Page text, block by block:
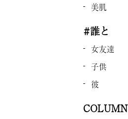
美肌
#誰と
女友達
子供
彼
COLUMN